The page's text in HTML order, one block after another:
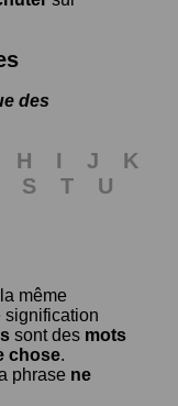
des
H I J
K
S T
U
même
signification
sont des mots
chose.
phrase ne